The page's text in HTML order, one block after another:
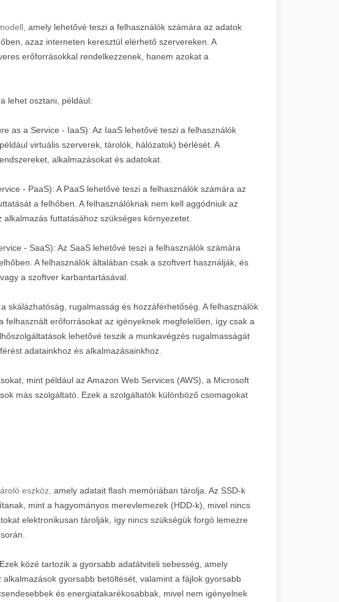
amely lehetővé teszi a felhasználók számára az adatok
azaz interneten keresztül elérhető szervereken. A
erőforrásokkal rendelkezzenek, hanem azokat a
lehet osztani, például:
as a Service - IaaS): Az IaaS lehetővé teszi a felhasználók
virtuális szerverek, tárolók, hálózatok) bérlését. A
alkalmazásokat és adatokat.
- PaaS): A PaaS lehetővé teszi a felhasználók számára az
a felhőben. A felhasználóknak nem kell aggódniuk az
futtatásához szükséges környezetet.
- SaaS): Az SaaS lehetővé teszi a felhasználók számára
A felhasználók általában csak a szoftvert használják, és
a szoftver karbantartásával.
skálázhatóság, rugalmasság és hozzáférhetőség. A felhasználók
felhasznált erőforrásokat az igényeknek megfelelően, így csak a
lehetővé teszik a munkavégzés rugalmasságát
adatainkhoz és alkalmazásainkhoz.
mint például az Amazon Web Services (AWS), a Microsoft
más szolgáltató. Ezek a szolgáltatók különböző csomagokat
eszköz, amely adatait flash memóriában tárolja. Az SSD-k
mint a hagyományos merevlemezek (HDD-k), mivel nincs
elektronikusan tárolják, így nincs szükségük forgó lemezre
közé tartozik a gyorsabb adatátviteli sebesség, amely
gyorsabb betöltését, valamint a fájlok gyorsabb
és energiatakarékosabbak, mivel nem igényelnek